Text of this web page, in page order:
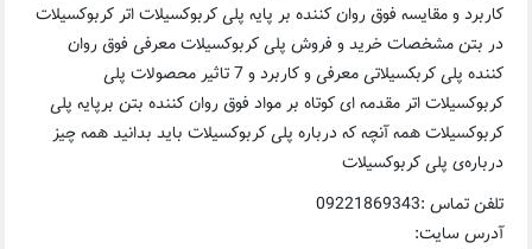
کاربرد و مقایسه فوق روان کننده بر پایه پلی کربوکسیلات اتر کربوکسیلات
در بتن مشخصات خرید و فروش پلی کربوکسیلات معرفی فوق روان
کننده پلی کربکسیلاتی معرفی و کاربرد و 7 تاثیر محصولات پلی
کربوکسیلات اتر مقدمه ای کوتاه بر مواد فوق روان کننده بتن برپایه پلی
کربوکسیلات همه آنچه که درباره پلی کربوکسیلات باید بدانید همه چیز
درباره‌ی پلی کربوکسیلات
تلفن تماس :09221869343
آدرس سایت: